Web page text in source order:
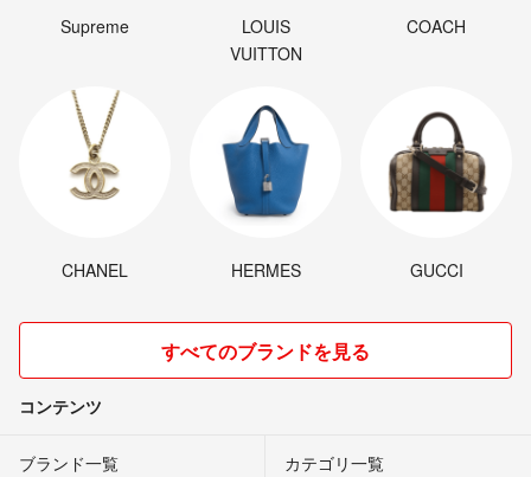
Supreme
LOUIS
VUITTON
COACH
CHANEL HERMES GUCCI
すべてのブランドを見る
コンテンツ
ブランド一覧 カテゴリ一覧